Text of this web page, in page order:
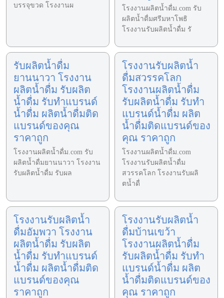
บรรจุขวด โรงงานผ
โรงงานผลิตน้ำดื่ม.com รับ
ผลิตน้ำดื่มศรีมหาโพธิ
โรงงานรับผลิตน้ำดื่ม รั
รับผลิตน้ำดื่ม
ยานนาวา โรงงาน
ผลิตน้ำดื่ม รับผลิต
น้ำดื่ม รับทำแบรนด์
น้ำดื่ม ผลิตน้ำดื่มติด
แบรนด์ของคุณ
ราคาถูก
โรงงานผลิตน้ำดื่ม.com รับ
ผลิตน้ำดื่มยานนาวา โรงงาน
รับผลิตน้ำดื่ม รับผล
โรงงานรับผลิตน้ำ
ดื่มสวรรคโลก
โรงงานผลิตน้ำดื่ม
รับผลิตน้ำดื่ม รับทำ
แบรนด์น้ำดื่ม ผลิต
น้ำดื่มติดแบรนด์ของ
คุณ ราคาถูก
โรงงานผลิตน้ำดื่ม.com
โรงงานรับผลิตน้ำดื่ม
สวรรคโลก โรงงานรับผลิ
ตน้ำดื่
โรงงานรับผลิตน้ำ
ดื่มอัมพวา โรงงาน
ผลิตน้ำดื่ม รับผลิต
น้ำดื่ม รับทำแบรนด์
น้ำดื่ม ผลิตน้ำดื่มติด
แบรนด์ของคุณ
ราคาถูก
โรงงานรับผลิตน้ำ
ดื่มบ้านเขว้า
โรงงานผลิตน้ำดื่ม
รับผลิตน้ำดื่ม รับทำ
แบรนด์น้ำดื่ม ผลิต
น้ำดื่มติดแบรนด์ของ
คุณ ราคาถูก